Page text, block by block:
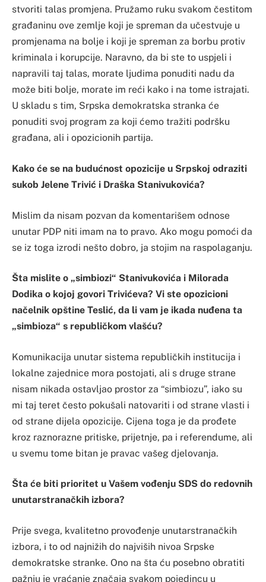
stvoriti talas promjena. Pružamo ruku svakom čestitom
građaninu ove zemlje koji je spreman da učestvuje u
promjenama na bolje i koji je spreman za borbu protiv
kriminala i korupcije. Naravno, da bi ste to uspjeli i
napravili taj talas, morate ljudima ponuditi nadu da
može biti bolje, morate im reći kako i na tome istrajati.
U skladu s tim, Srpska demokratska stranka će
ponuditi svoj program za koji ćemo tražiti podršku
građana, ali i opozicionih partija.
Kako će se na budućnost opozicije u Srpskoj odraziti
sukob Jelene Trivić i Draška Stanivukovića?
Mislim da nisam pozvan da komentarišem odnose
unutar PDP niti imam na to pravo. Ako mogu pomoći da
se iz toga izrodi nešto dobro, ja stojim na raspolaganju.
Šta mislite o „simbiozi“ Stanivukovića i Milorada
Dodika o kojoj govori Trivićeva? Vi ste opozicioni
načelnik opštine Teslić, da li vam je ikada nuđena ta
„simbioza“ s republičkom vlašću?
Komunikacija unutar sistema republičkih institucija i
lokalne zajednice mora postojati, ali s druge strane
nisam nikada ostavljao prostor za “simbiozu”, iako su
mi taj teret često pokušali natovariti i od strane vlasti i
od strane dijela opozicije. Cijena toga je da prođete
kroz raznorazne pritiske, prijetnje, pa i referendume, ali
u svemu tome bitan je pravac vašeg djelovanja.
Šta će biti prioritet u Vašem vođenju SDS do redovnih
unutarstranačkih izbora?
Prije svega, kvalitetno provođenje unutarstranačkih
izbora, i to od najnižih do najviših nivoa Srpske
demokratske stranke. Ono na šta ću posebno obratiti
pažnju je vraćanje značaja svakom pojedincu u